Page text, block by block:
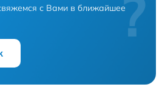
с Вами в ближайшее?